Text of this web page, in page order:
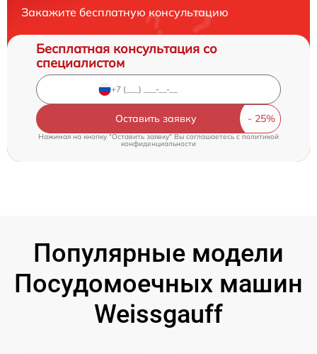
Закажите бесплатную консультацию
Бесплатная консультация со
специалистом
Оставить заявку
Нажимая на кнопку "Оставить заявку" Вы соглашаетесь cполитикой
конфиденциальности
Популярные модели
Посудомоечных машин
Weissgauff